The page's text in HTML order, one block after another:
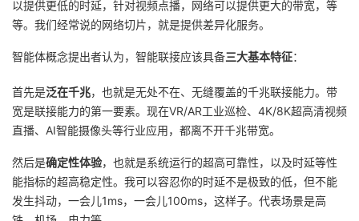
以提供更低的时延，针对视频点播，网络可以提供更大的带宽，等
等。我们经常说的网络切片，就是提供差异化服务。
智能体概念提出者认为，智能联接应该具备三大基本特征：
首先是泛在千兆，也就是无处不在、无缝覆盖的千兆联接能力。带
宽是联接能力的第一要素。现在VR/AR工业巡检、4K/8K超高清视频
直播、AI智能摄像头等行业应用，都离不开千兆带宽。
然后是确定性体验，也就是系统运行的超高可靠性，以及时延等性
能指标的超高稳定性。我可以容忍你的时延不是极致的低，但不能
发生抖动，一会儿1ms，一会儿100ms，这样子。代表场景是高